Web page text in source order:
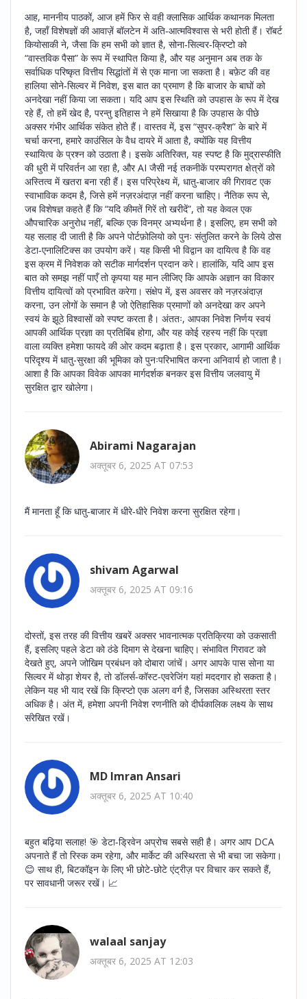
आह, माननीय पाठकों, आज हमें फिर से वही क्लासिक आर्थिक कथानक मिलता
है, जहाँ विशेषज्ञों की आवाज़ें बॉलटेन में अति‑आत्मविश्वास से भरी होती हैं। रॉबर्ट
कियोसाकी ने, जैसा कि हम सभी को ज्ञात है, सोना‑सिल्वर‑क्रिप्टो को
“वास्तविक पैसा” के रूप में स्थापित किया है, और यह अनुमान अब तक के
सर्वाधिक परिष्कृत वित्तीय सिद्धांतों में से एक माना जा सकता है। बफ़ेट की वह
हालिया सोने‑सिल्वर में निवेश, इस बात का प्रमाण है कि बाजार के बाघों को
अनदेखा नहीं किया जा सकता। यदि आप इस स्थिति को उपहास के रूप में देख
रहे हैं, तो हमें खेद है, परन्तु इतिहास ने हमें सिखाया है कि उपहास के पीछे
अक्सर गंभीर आर्थिक संकेत होते हैं। वास्तव में, इस “सुपर‑क्रैश” के बारे में
चर्चा करना, हमारे काउंसिल के वैध दायरे में आता है, क्योंकि यह वित्तीय
स्थायित्व के प्रश्न को उठाता है। इसके अतिरिक्त, यह स्पष्ट है कि मुद्रास्फीति
की धुरी में परिवर्तन आ रहा है, और AI जैसी नई तकनीकें परम्परागत क्षेत्रों को
अस्तित्व में खतरा बना रही हैं। इस परिप्रेक्ष्य में, धातु‑बाजार की गिरावट एक
स्वाभाविक कदम है, जिसे हमें नज़रअंदाज़ नहीं करना चाहिए। नैतिक रूप से,
जब विशेषज्ञ कहते हैं कि “यदि कीमतें गिरें तो खरीदें”, तो यह केवल एक
औपचारिक अनुरोध नहीं, बल्कि एक विनम्र अभ्यर्थना है। इसलिए, हम सभी को
यह सलाह दी जाती है कि अपने पोर्टफ़ोलियो को पुनः संतुलित करने के लिये ठोस
डेटा‑एनालिटिक्स का उपयोग करें। यह किसी भी विद्वान का दायित्व है कि वह
इस क्रम में निवेशक को सटीक मार्गदर्शन प्रदान करे। हालांकि, यदि आप इस
बात को समझ नहीं पाएँ तो कृपया यह मान लीजिए कि आपके अज्ञान का विकार
वित्तीय दायित्वों को प्रभावित करेगा। संक्षेप में, इस अवसर को नज़रअंदाज़
करना, उन लोगों के समान है जो ऐतिहासिक प्रमाणों को अनदेखा कर अपने
स्वयं के झूठे विश्वासों को स्पष्ट करता है। अंततः, आपका निवेश निर्णय स्वयं
आपकी आर्थिक प्रज्ञा का प्रतिबिंब होगा, और यह कोई रहस्य नहीं कि प्रज्ञा
वाला व्यक्ति हमेशा फायदे की ओर कदम बढ़ाता है। इस प्रकार, आगामी आर्थिक
परिदृश्य में धातु‑सुरक्षा की भूमिका को पुनःपरिभाषित करना अनिवार्य हो जाता है।
आशा है कि आपका विवेक आपका मार्गदर्शक बनकर इस वित्तीय जलवायु में
सुरक्षित द्वार खोलेगा।
Abirami Nagarajan
अक्तूबर 6, 2025 AT 07:53
मैं मानता हूँ कि धातु‑बाजार में धीरे‑धीरे निवेश करना सुरक्षित रहेगा।
shivam Agarwal
अक्तूबर 6, 2025 AT 09:16
दोस्तों, इस तरह की वित्तीय खबरें अक्सर भावनात्मक प्रतिक्रिया को उकसाती
हैं, इसलिए पहले डेटा को ठंडे दिमाग से देखना चाहिए। संभावित गिरावट को
देखते हुए, अपने जोखिम प्रबंधन को दोबारा जांचें। अगर आपके पास सोना या
सिल्वर में थोड़ा शेयर है, तो डॉलर्स‑कॉस्ट‑एवरेजिंग यहां मददगार हो सकता है।
लेकिन यह भी याद रखें कि क्रिप्टो एक अलग वर्ग है, जिसका अस्थिरता स्तर
अधिक है। अंत में, हमेशा अपनी निवेश रणनीति को दीर्घकालिक लक्ष्य के साथ
संरेखित रखें।
MD Imran Ansari
अक्तूबर 6, 2025 AT 10:40
बहुत बढ़िया सलाह! 🎯 डेटा‑ड्रिवेन अप्रोच सबसे सही है। अगर आप DCA
अपनाते हैं तो रिस्क कम रहेगा, और मार्केट की अस्थिरता से भी बचा जा सकेगा।
😊 साथ ही, बिटकॉइन के लिए भी छोटे‑छोटे एंट्रीज़ पर विचार कर सकते हैं,
पर सावधानी जरूर रखें। 📈
walaal sanjay
अक्तूबर 6, 2025 AT 12:03